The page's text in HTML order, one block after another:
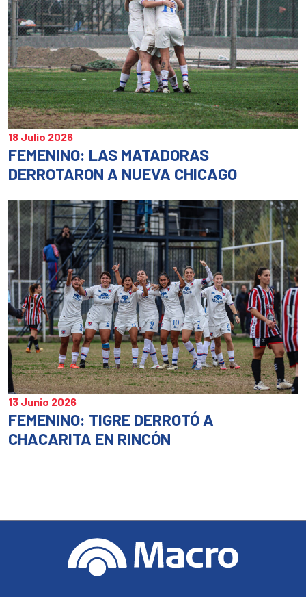
18 Julio 2026
FEMENINO: LAS MATADORAS
DERROTARON A NUEVA CHICAGO
13 Junio 2026
FEMENINO: TIGRE DERROTÓ A
CHACARITA EN RINCÓN